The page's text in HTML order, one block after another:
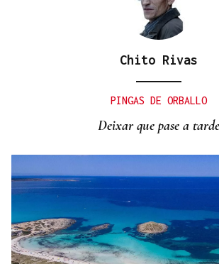
El ourensano de las 96 condenas
Chito Rivas
PINGAS DE ORBALLO
Deixar que pase a tarde